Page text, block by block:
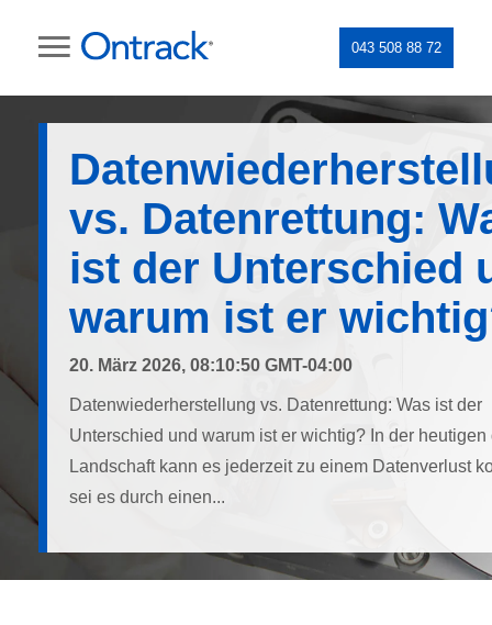
043 508 88 72
vs. Datenrettung:
ist der Unterschied
warum ist er
20. März 2026, 08:10:50 GMT-04:00
Datenwiederherstellung vs. Datenrettung: Was ist der
Unterschied und warum ist er wichtig? In der
Landschaft kann es jederzeit zu einem Datenverlust
sei es durch einen...